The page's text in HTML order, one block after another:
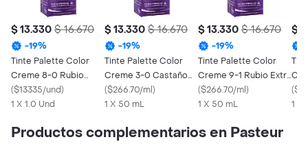
$ 13.330 $ 16.670
-19%
Tinte Palette Color
Creme 8-0 Rubio
Claro
($13335/und)
1 X 1.0 Und
$ 13.330 $ 16.670
-19%
Tinte Palette Color
Creme 3-0 Castaño
Oscuro
($266.70/ml)
1 X 50 mL
$ 13.330 $ 16.670
-19%
Tinte Palette Color
Creme 9-1 Rubio Extra
Claro Cenizo
($266.70/ml)
1 X 50 mL
$
(
1 X
Productos complementarios en Pasteur